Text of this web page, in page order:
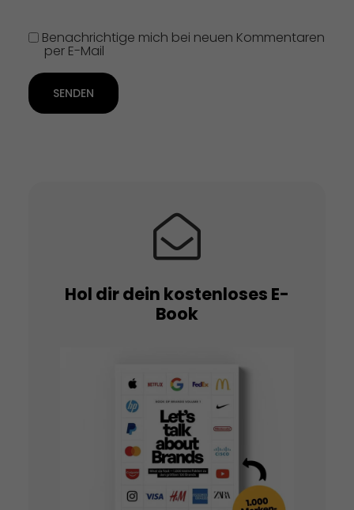
Benachrichtige mich bei neuen Kommentaren
per E-Mail
SENDEN
Hol dir dein kostenloses E-
Book